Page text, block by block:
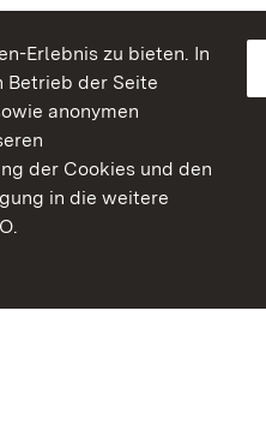
Erlebnis zu bieten. In
Betrieb der Seite
anonymen
der Cookies und den
in die weitere